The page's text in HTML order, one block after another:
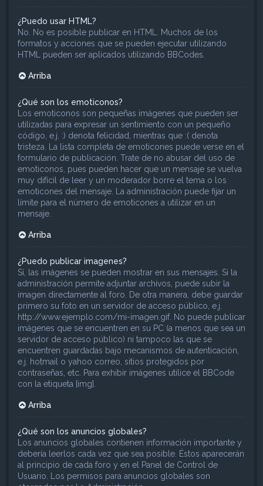
¿Puedo usar HTML?
No. No es posible publicar en HTML. Muchos de los
formatos y acciones que se pueden ejecutar utilizando
HTML pueden ser aplicados utilizando BBCodes.
Arriba
¿Qué son los emoticonos?
Los emoticonos son pequeñas imágenes que pueden ser
utilizadas para expresar un sentimiento con un pequeño
código, e.j. :) denota felicidad, mientras que :( denota
tristeza. La lista completa de emoticones puede verse en el
formulario de publicación. Trate de no abusar del uso de
emoticonos, pues pueden hacer que un mensaje se vuelva
muy difícil de leer y un moderador borre el tema o los
emoticones del mensaje. La administración puede fijar un
límite para el número de emoticones a utilizar en un
mensaje.
Arriba
¿Puedo publicar imagenes?
Sí, las imágenes se pueden mostrar en sus mensajes. Si la
administración permite adjuntar archivos, puede subir la
imagen directamente al foro. De otra manera, debe guardar
primero su foto en un servidor de acceso público, e.j.
http://www.ejemplo.com/mi-imagen.gif. No puede publicar
imágenes que se encuentren en su PC (a menos que sea un
servidor de acceso público) ni tampoco las que se
encuentren guardadas bajo mecanismos de autenticación,
e.j. hotmail o yahoo correo, sitios protegidos por
contraseñas, etc. Para exhibir imágenes utilice el BBCode
con la etiqueta [img].
Arriba
¿Qué son los anuncios globales?
Los anuncios globales contienen información importante y
debería leerlos cada vez que sea posible. Éstos aparecerán
al principio de cada foro y en el Panel de Control de
Usuario. Los permisos para anuncios globales son